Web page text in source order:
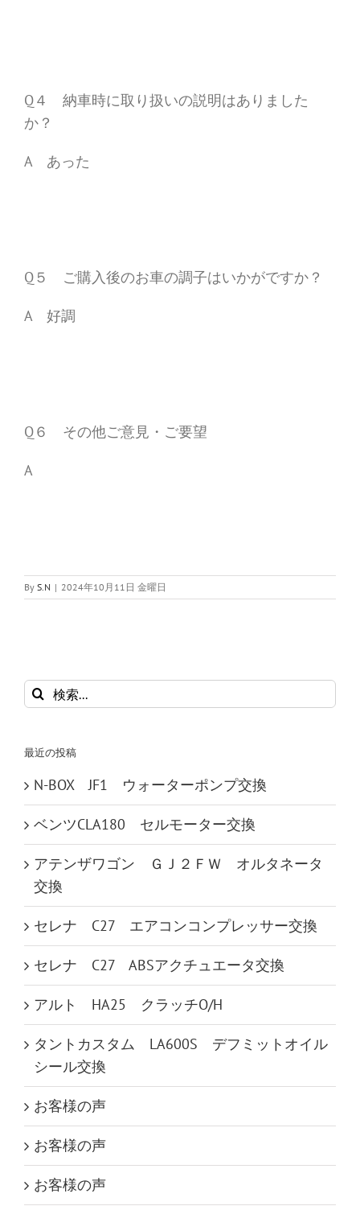
Q４ 納車時に取り扱いの説明はありました
か？
A あった
Q５ ご購入後のお車の調子はいかがですか？
A 好調
Q６ その他ご意見・ご要望
A
By S.N | 2024年10月11日 金曜日
検
索
最近の投稿
N-BOX JF1 ウォーターポンプ交換
ベンツCLA180 セルモーター交換
アテンザワゴン ＧＪ２ＦＷ オルタネータ
交換
セレナ C27 エアコンコンプレッサー交換
セレナ C27 ABSアクチュエータ交換
アルト HA25 クラッチO/H
タントカスタム LA600S デフミットオイル
シール交換
お客様の声
お客様の声
お客様の声